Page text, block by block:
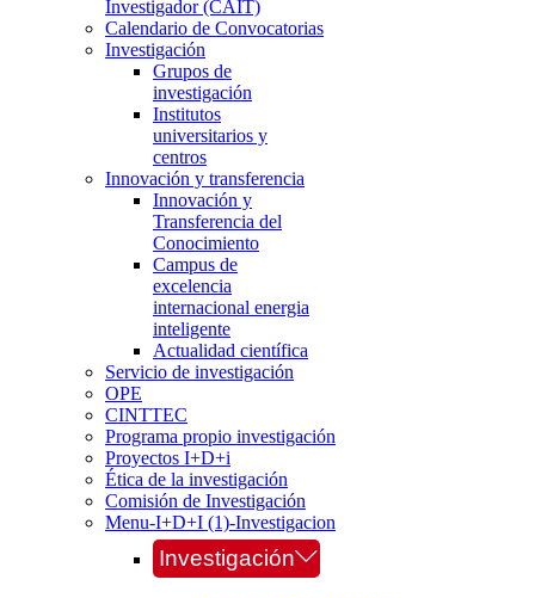
Investigador (CAIT)
Calendario de Convocatorias
Investigación
Grupos de
investigación
Institutos
universitarios y
centros
Innovación y transferencia
Innovación y
Transferencia del
Conocimiento
Campus de
excelencia
internacional energia
inteligente
Actualidad científica
Servicio de investigación
OPE
CINTTEC
Programa propio investigación
Proyectos I+D+i
Ética de la investigación
Comisión de Investigación
Menu-I+D+I (1)-Investigacion
Investigación